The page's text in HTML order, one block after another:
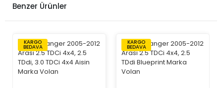
Benzer Ürünler
KARGO
BEDAVA
KARGO
BEDAVA